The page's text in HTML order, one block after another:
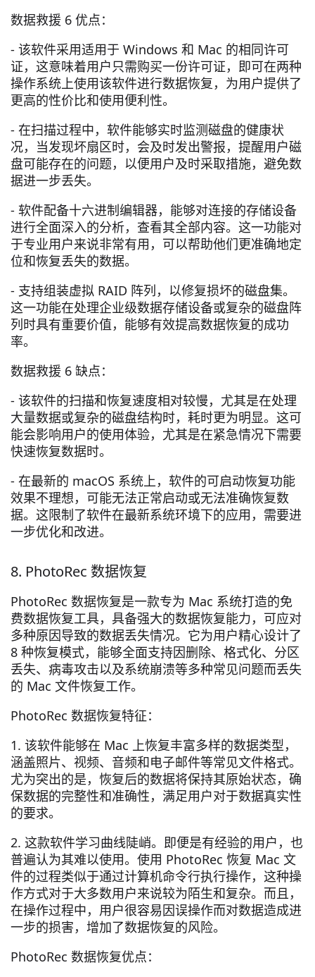
数据救援 6 优点：
- 该软件采用适用于 Windows 和 Mac 的相同许可
证，这意味着用户只需购买一份许可证，即可在两种
操作系统上使用该软件进行数据恢复，为用户提供了
更高的性价比和使用便利性。
- 在扫描过程中，软件能够实时监测磁盘的健康状
况，当发现坏扇区时，会及时发出警报，提醒用户磁
盘可能存在的问题，以便用户及时采取措施，避免数
据进一步丢失。
- 软件配备十六进制编辑器，能够对连接的存储设备
进行全面深入的分析，查看其全部内容。这一功能对
于专业用户来说非常有用，可以帮助他们更准确地定
位和恢复丢失的数据。
- 支持组装虚拟 RAID 阵列，以修复损坏的磁盘集。
这一功能在处理企业级数据存储设备或复杂的磁盘阵
列时具有重要价值，能够有效提高数据恢复的成功
率。
数据救援 6 缺点：
- 该软件的扫描和恢复速度相对较慢，尤其是在处理
大量数据或复杂的磁盘结构时，耗时更为明显。这可
能会影响用户的使用体验，尤其是在紧急情况下需要
快速恢复数据时。
- 在最新的 macOS 系统上，软件的可启动恢复功能
效果不理想，可能无法正常启动或无法准确恢复数
据。这限制了软件在最新系统环境下的应用，需要进
一步优化和改进。
8. PhotoRec 数据恢复
PhotoRec 数据恢复是一款专为 Mac 系统打造的免
费数据恢复工具，具备强大的数据恢复能力，可应对
多种原因导致的数据丢失情况。它为用户精心设计了
8 种恢复模式，能够全面支持因删除、格式化、分区
丢失、病毒攻击以及系统崩溃等多种常见问题而丢失
的 Mac 文件恢复工作。
PhotoRec 数据恢复特征：
1. 该软件能够在 Mac 上恢复丰富多样的数据类型，
涵盖照片、视频、音频和电子邮件等常见文件格式。
尤为突出的是，恢复后的数据将保持其原始状态，确
保数据的完整性和准确性，满足用户对于数据真实性
的要求。
2. 这款软件学习曲线陡峭。即便是有经验的用户，也
普遍认为其难以使用。使用 PhotoRec 恢复 Mac 文
件的过程类似于通过计算机命令行执行操作，这种操
作方式对于大多数用户来说较为陌生和复杂。而且，
在操作过程中，用户很容易因误操作而对数据造成进
一步的损害，增加了数据恢复的风险。
PhotoRec 数据恢复优点：